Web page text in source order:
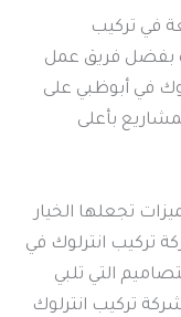
في تركيب
بفضل فريق عمل
في أبوظبي على
بأعلى
تجعلها الخيار
تركيب انترلوك في
التي تلبي
شركة تركيب انترلوك